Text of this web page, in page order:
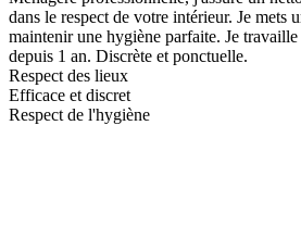
dans le respect de votre intérieur. Je mets
maintenir une hygiène parfaite. Je travaille
depuis 1 an. Discrète et ponctuelle.
Respect des lieux
Efficace et discret
Respect de l'hygiène